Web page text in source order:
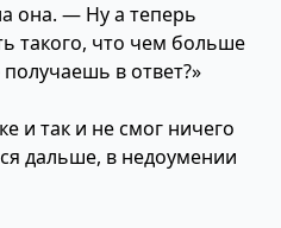
она. — Ну а теперь
такого, что чем больше
в ответ?»
и так и не смог ничего
дальше, в недоумении